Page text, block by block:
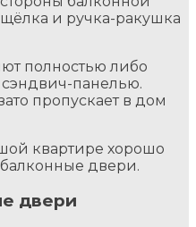
и ручка-ракушка
полностью либо
панелью.
пропускает в дом
квартире хорошо
балконные двери.
двери